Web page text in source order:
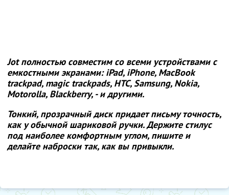
Jot полностью совместим со всеми устройствами с
емкостными экранами: iPad, iPhone, MacBook
trackpad, magic trackpads, HTC, Samsung, Nokia,
Motorolla, Blackberry, - и другими.
Тонкий, прозрачный диск придает письму точность,
как у обычной шариковой ручки. Держите стилус
под наиболее комфортным углом, пишите и
делайте наброски так, как вы привыкли.